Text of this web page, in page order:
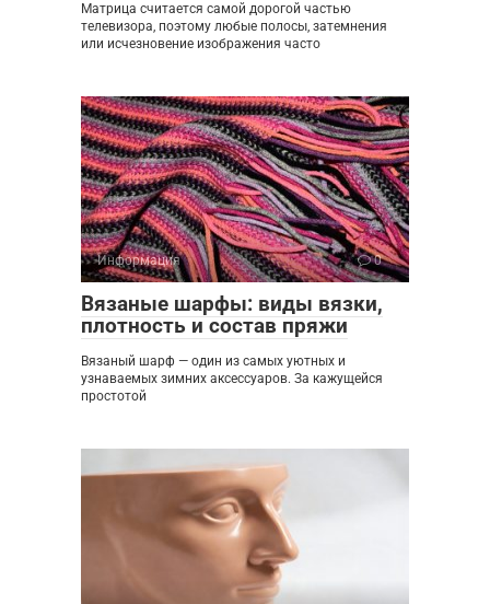
Матрица считается самой дорогой частью
телевизора, поэтому любые полосы, затемнения
или исчезновение изображения часто
Информация 0
Вязаные шарфы: виды вязки,
плотность и состав пряжи
Вязаный шарф — один из самых уютных и
узнаваемых зимних аксессуаров. За кажущейся
простотой